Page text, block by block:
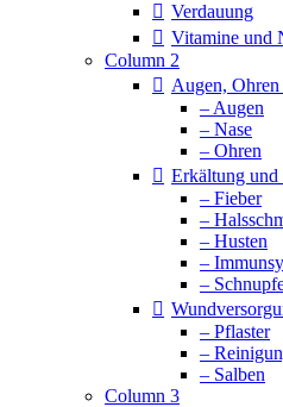
Verdauung
Vitamine und
Column 2
Augen, Ohren
– Augen
– Nase
– Ohren
Erkältung und
– Fieber
–
– Husten
–
–
– Pflaster
–
– Salben
Column 3